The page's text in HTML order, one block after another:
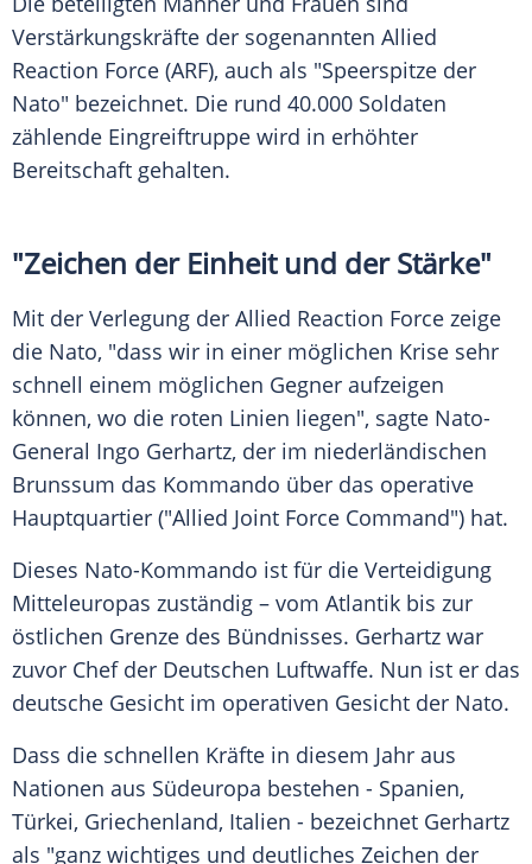
Verstärkungskräfte der sogenannten Allied
Reaction Force (ARF), auch als "Speerspitze der
Nato" bezeichnet. Die rund 40.000 Soldaten
zählende Eingreiftruppe wird in erhöhter
Bereitschaft gehalten.
"Zeichen der Einheit und der Stärke"
Mit der Verlegung der Allied Reaction Force zeige
die Nato, "dass wir in einer möglichen Krise sehr
schnell einem möglichen Gegner aufzeigen
können, wo die roten Linien liegen", sagte Nato-
General Ingo Gerhartz, der im niederländischen
Brunssum das Kommando über das operative
Hauptquartier ("Allied Joint Force Command") hat.
Dieses Nato-Kommando ist für die Verteidigung
Mitteleuropas zuständig – vom Atlantik bis zur
östlichen Grenze des Bündnisses. Gerhartz war
zuvor Chef der Deutschen Luftwaffe. Nun ist er das
deutsche Gesicht im operativen Gesicht der Nato.
Dass die schnellen Kräfte in diesem Jahr aus
Nationen aus Südeuropa bestehen - Spanien,
Türkei, Griechenland, Italien - bezeichnet Gerhartz
als "ganz wichtiges und deutliches Zeichen der